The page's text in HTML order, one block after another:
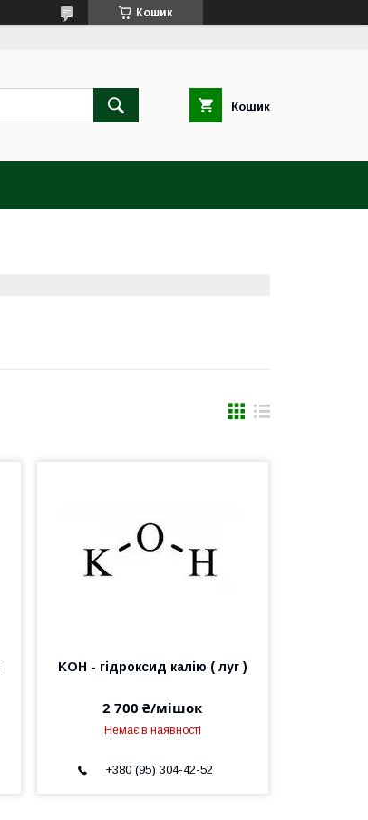
Кошик
Кошик
KOH - гідроксид калію ( луг )
2 700 ₴/мішок
Немає в наявності
+380 (95) 304-42-52